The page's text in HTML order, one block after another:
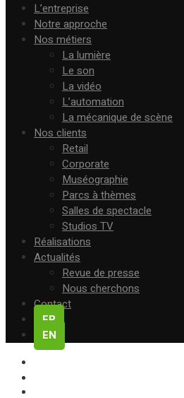
L’entreprise
Notre approche
Nos métiers
La lumière
Le son
La vidéo
L’automation
La mécanique de scène
Nos clients
Retail
Corporate
Muséographie
Parcs à thèmes
Salles de spectacle
Studios TV
Réalisations
Actualités
Revue de presse
Nous cherchons
Contact
FR
EN